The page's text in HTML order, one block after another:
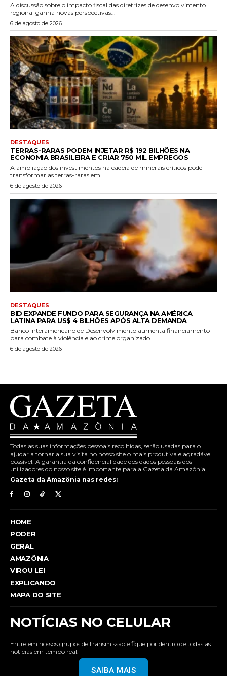
A discussão sobre o impacto fiscal das diretrizes de desenvolvimento
regional ganha novas perspectivas...
6 de agosto de 2026
DESTAQUES
TERRAS-RARAS PODEM INJETAR R$ 192 BILHÕES NA
ECONOMIA BRASILEIRA E CRIAR 750 MIL EMPREGOS
A ampliação dos investimentos na cadeia de minerais críticos pode
transformar as terras-raras em...
6 de agosto de 2026
DESTAQUES
BID EXPANDE FUNDO PARA SEGURANÇA NA AMÉRICA
LATINA PARA US$ 4 BILHÕES APÓS ALTA DEMANDA
Banco Interamericano de Desenvolvimento aumenta financiamento
para combate à violência e ao crime organizado...
6 de agosto de 2026
Todas as suas informações pessoais recolhidas, serão usadas para o
ajudar a tornar a sua visita no nosso site o mais produtiva e agradável
possível. A garantia da confidencialidade dos dados pessoais dos
utilizadores do nosso site é importante para a Gazeta da Amazônia.
Gazeta da Amazônia nas redes:
HOME
PODER
GERAL
AMAZÔNIA
VIROU LEI
EXPLICANDO
MAPA DO SITE
NOTÍCIAS NO CELULAR
Entre em nossos grupos de transmissão e fique por dentro de todas as
notícias em tempo real.
SAIBA MAIS